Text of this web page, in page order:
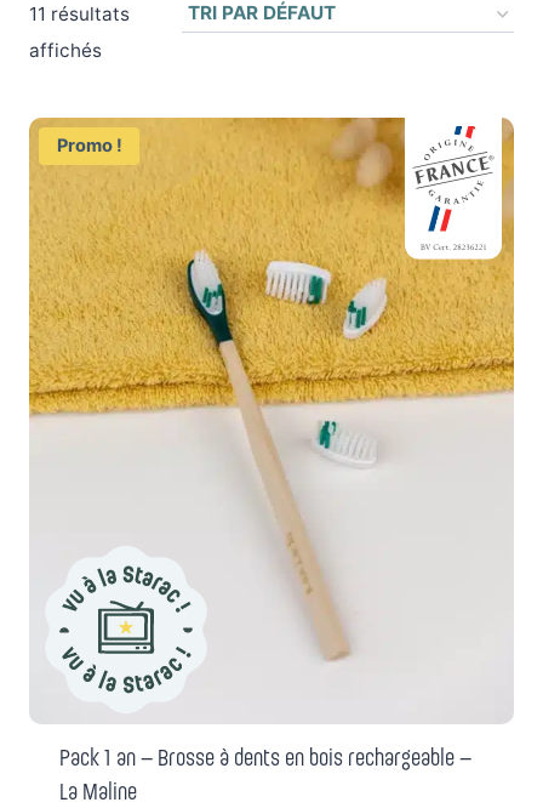
11 résultats
affichés
Promo !
Pack 1 an – Brosse à dents en bois rechargeable –
La Maline